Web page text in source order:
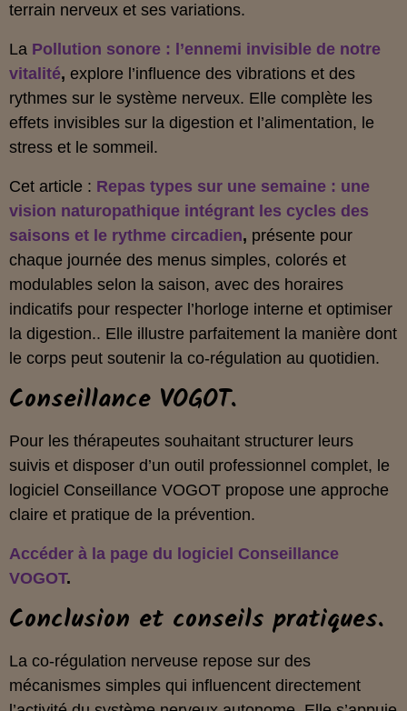
terrain nerveux et ses variations.
La Pollution sonore : l’ennemi invisible de notre
vitalité, explore l’influence des vibrations et des
rythmes sur le système nerveux. Elle complète les
effets invisibles sur la digestion et l’alimentation, le
stress et le sommeil.
Cet article : Repas types sur une semaine : une
vision naturopathique intégrant les cycles des
saisons et le rythme circadien, présente pour
chaque journée des menus simples, colorés et
modulables selon la saison, avec des horaires
indicatifs pour respecter l’horloge interne et optimiser
la digestion.. Elle illustre parfaitement la manière dont
le corps peut soutenir la co‑régulation au quotidien.
Conseillance VOGOT.
Pour les thérapeutes souhaitant structurer leurs
suivis et disposer d’un outil professionnel complet, le
logiciel Conseillance VOGOT propose une approche
claire et pratique de la prévention.
Accéder à la page du logiciel Conseillance
VOGOT.
Conclusion et conseils pratiques.
La co‑régulation nerveuse repose sur des
mécanismes simples qui influencent directement